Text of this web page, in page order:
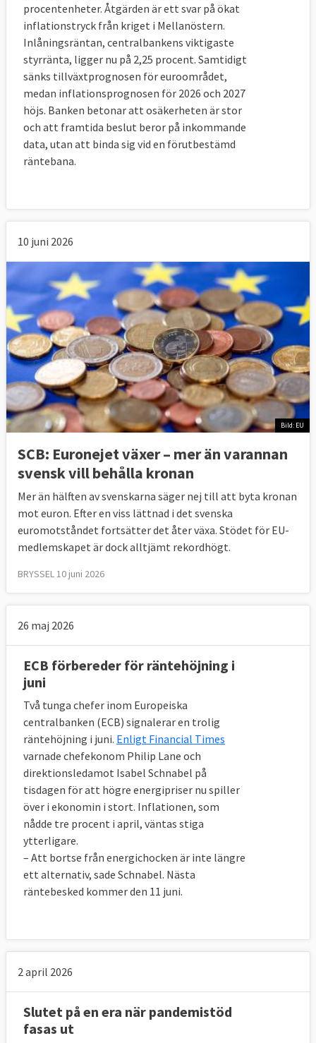
procentenheter. Åtgärden är ett svar på ökat
inflationstryck från kriget i Mellanöstern.
Inlåningsräntan, centralbankens viktigaste
styrränta, ligger nu på 2,25 procent. Samtidigt
sänks tillväxtprognosen för euroområdet,
medan inflationsprognosen för 2026 och 2027
höjs. Banken betonar att osäkerheten är stor
och att framtida beslut beror på inkommande
data, utan att binda sig vid en förutbestämd
räntebana.
10 juni 2026
Bild: EU
SCB: Euronejet växer – mer än varannan
svensk vill behålla kronan
Mer än hälften av svenskarna säger nej till att byta kronan
mot euron. Efter en viss lättnad i det svenska
euromotståndet fortsätter det åter växa. Stödet för EU-
medlemskapet är dock alltjämt rekordhögt.
BRYSSEL 10 juni 2026
26 maj 2026
ECB förbereder för räntehöjning i
juni
Två tunga chefer inom Europeiska
centralbanken (ECB) signalerar en trolig
räntehöjning i juni. Enligt Financial Times
varnade chefekonom Philip Lane och
direktionsledamot Isabel Schnabel på
tisdagen för att högre energipriser nu spiller
över i ekonomin i stort. Inflationen, som
nådde tre procent i april, väntas stiga
ytterligare.
– Att bortse från energichocken är inte längre
ett alternativ, sade Schnabel. Nästa
räntebesked kommer den 11 juni.
2 april 2026
Slutet på en era när pandemistöd
fasas ut